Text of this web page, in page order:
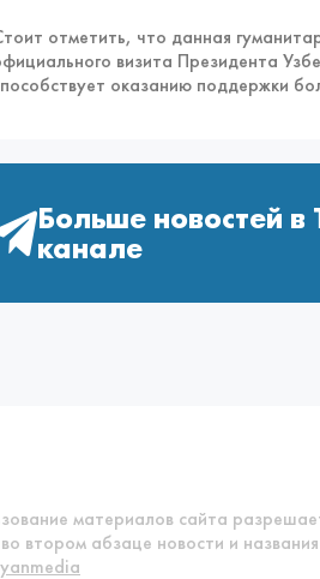
отметить, что данная
визита Президента
оказанию поддержки
Больше новостей в
канале
материалов сайта
втором абзаце новости и